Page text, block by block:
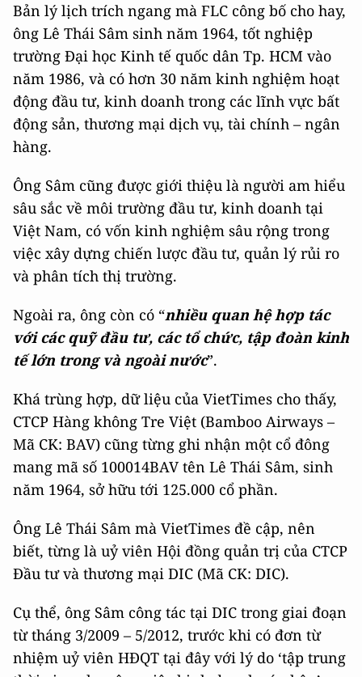
Bản lý lịch trích ngang mà FLC công bố cho hay,
ông Lê Thái Sâm sinh năm 1964, tốt nghiệp
trường Đại học Kinh tế quốc dân Tp. HCM vào
năm 1986, và có hơn 30 năm kinh nghiệm hoạt
động đầu tư, kinh doanh trong các lĩnh vực bất
động sản, thương mại dịch vụ, tài chính – ngân
hàng.
Ông Sâm cũng được giới thiệu là người am hiểu
sâu sắc về môi trường đầu tư, kinh doanh tại
Việt Nam, có vốn kinh nghiệm sâu rộng trong
việc xây dựng chiến lược đầu tư, quản lý rủi ro
và phân tích thị trường.
Ngoài ra, ông còn có “nhiều quan hệ hợp tác
với các quỹ đầu tư, các tổ chức, tập đoàn kinh
tế lớn trong và ngoài nước”.
Khá trùng hợp, dữ liệu của VietTimes cho thấy,
CTCP Hàng không Tre Việt (Bamboo Airways –
Mã CK: BAV) cũng từng ghi nhận một cổ đông
mang mã số 100014BAV tên Lê Thái Sâm, sinh
năm 1964, sở hữu tới 125.000 cổ phần.
Ông Lê Thái Sâm mà VietTimes đề cập, nên
biết, từng là uỷ viên Hội đồng quản trị của CTCP
Đầu tư và thương mại DIC (Mã CK: DIC).
Cụ thể, ông Sâm công tác tại DIC trong giai đoạn
từ tháng 3/2009 – 5/2012, trước khi có đơn từ
nhiệm uỷ viên HĐQT tại đây với lý do ‘tập trung